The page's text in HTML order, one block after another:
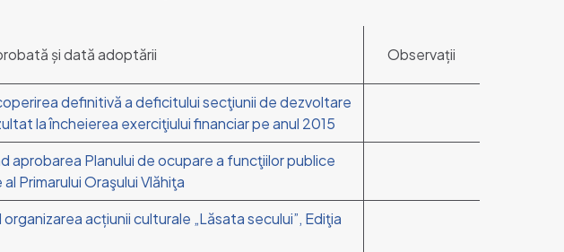
și dată adoptării Observații
definitivă a deficitului secţiunii de dezvoltare
la încheierea exerciţiului financiar pe anul 2015
aprobarea Planului de ocupare a funcţiilor publice
Primarului Oraşului Vlăhiţa
acțiunii culturale „Lăsata secului”, Ediţia